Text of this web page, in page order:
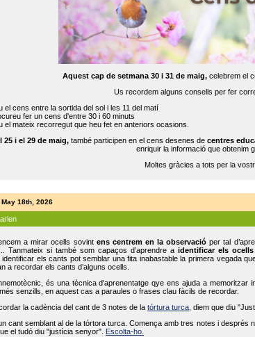
Aquest cap de setmana 30 i 31 de maig,celebrem el
Us recordem alguns consells per fer
el cens entre la sortida del sol i les 11 del matí
fer un cens d'entre 30 i 60 minuts
el mateix recorregut que heu fet en anteriors ocasions.
25 i el 29 de maig,també participen en el cens desenes de centres
enriquir la informació que obtenim
Moltes gràcies a tots per la
May 18th, 2026
a mirar ocells sovint ens centrem en la observació per tal
Tanmateix si també som capaços d’aprendre a identificar els
els cants pot semblar una fita inabastable la primera vegada
a recordar els cants d’alguns ocells.
és una tècnica d'aprenentatge qye ens ajuda a
senzills, en aquest cas a paraules o frases clau fàcils de recordar.
la cadència del cant de 3 notes de la tórtura turca , diem que diu
cant semblant al de la tórtora turca. Comença amb tres notes i
el tudó diu "justícia senyor".
Escolta-ho.